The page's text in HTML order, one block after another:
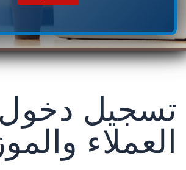
تسجيل دخول
العملاء